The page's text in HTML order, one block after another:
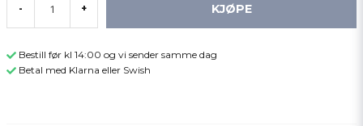
- + KJØPE
Bestill før kl 14:00 og vi sender samme dag
Betal med Klarna eller Swish